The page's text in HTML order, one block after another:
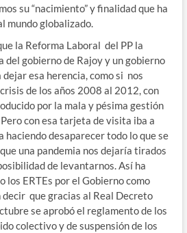
su “nacimiento” y finalidad que ha
mundo globalizado.
la Reforma Laboral del PP la
del gobierno de Rajoy y un gobierno
esa herencia, como si nos
de los años 2008 al 2012, con
por la mala y pésima gestión
con esa tarjeta de visita iba a
desaparecer todo lo que se
una pandemia nos dejaría tirados
de levantarnos. Así ha
los ERTEs por el Gobierno como
decir que gracias al Real Decreto
se aprobó el reglamento de los
colectivo y de suspensión de los